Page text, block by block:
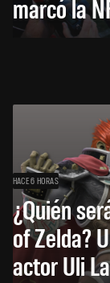
marcó la
HACE 6 HORAS
¿Quién
of Zelda?
actor Uli